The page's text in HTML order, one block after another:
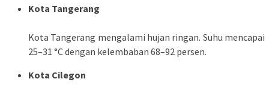
Kota Tangerang
Kota Tangerang mengalami hujan ringan. Suhu mencapai
25–31 °C dengan kelembaban 68–92 persen.
Kota Cilegon